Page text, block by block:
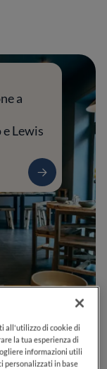
0
a
Lewis
all'utilizzo di cookie di
la tua esperienza di
informazioni utili
personalizzati in base